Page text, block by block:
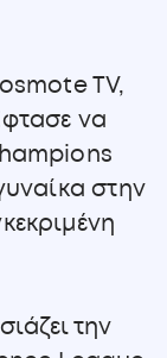
TV,
να
στην
την